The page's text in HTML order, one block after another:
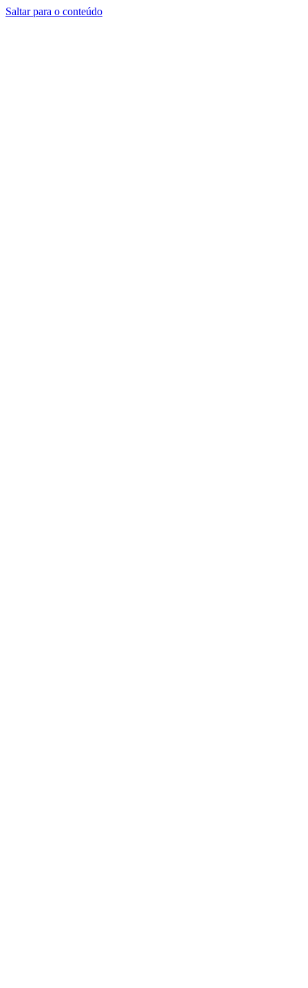
Saltar para o conteúdo